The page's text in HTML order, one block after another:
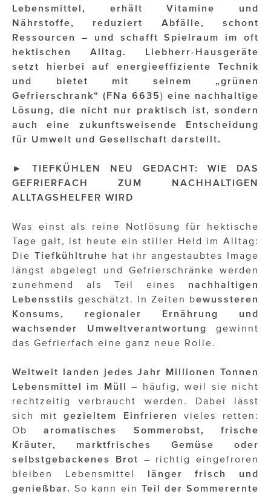
SISTER ACT
St. Peter Stiftskulinarium
Susanne Wuest
The Budims
Upside Down Town Hotel – Neue Post
ÜBER UNS
PRESS CONTACT
Lebensmittel, erhält Vitamine und
Nährstoffe, reduziert Abfälle, schont
Ressourcen – und schafft Spielraum im oft
hektischen Alltag. Liebherr-Hausgeräte
setzt hierbei auf energieeffiziente Technik
und bietet mit seinem „grünen
Gefrierschrank“ (FNa 6635) eine nachhaltige
Lösung, die nicht nur praktisch ist, sondern
auch eine zukunftsweisende Entscheidung
für Umwelt und Gesellschaft darstellt.
► TIEFKÜHLEN NEU GEDACHT: WIE DAS
GEFRIERFACH ZUM NACHHALTIGEN
ALLTAGSHELFER WIRD
Was einst als reine Notlösung für hektische
Tage galt, ist heute ein stiller Held im Alltag:
Die Tiefkühltruhe hat ihr angestaubtes Image
längst abgelegt und Gefrierschränke werden
zunehmend als Teil eines nachhaltigen
Lebensstils geschätzt. In Zeiten bewussteren
Konsums, regionaler Ernährung und
wachsender Umweltverantwortung gewinnt
das Gefrierfach eine ganz neue Rolle.
Weltweit landen jedes Jahr Millionen Tonnen
Lebensmittel im Müll – häufig, weil sie nicht
rechtzeitig verbraucht werden. Dabei lässt
sich mitgezieltem Einfrieren
vieles retten:
Obaromatisches Sommerobst, frische
Kräuter, marktfrisches Gemüse oder
selbstgebackenes Brot – richtig eingefroren
bleiben Lebensmittel länger frisch und
genießbar. So kann ein Teil der Sommerernte